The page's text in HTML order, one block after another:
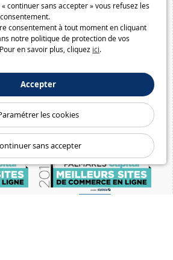
continuer sans accepter » vous refusez les
consentement à tout moment en cliquant
notre politique de protection de vos
en savoir plus, cliquez ici.
Accepter
les cookies
sans accepter